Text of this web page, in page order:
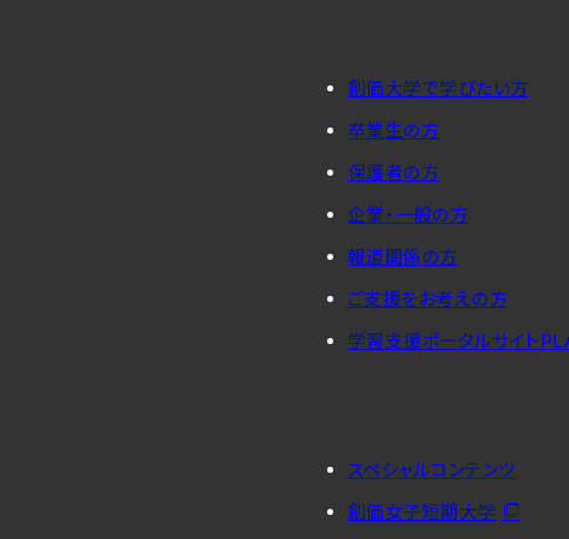
創価大学で学びたい方
卒業生の方
保護者の方
企業・一般の方
報道関係の方
ご支援をお考えの方
学習支援ポータルサイト
スペシャルコンテンツ
創価女子短期大学